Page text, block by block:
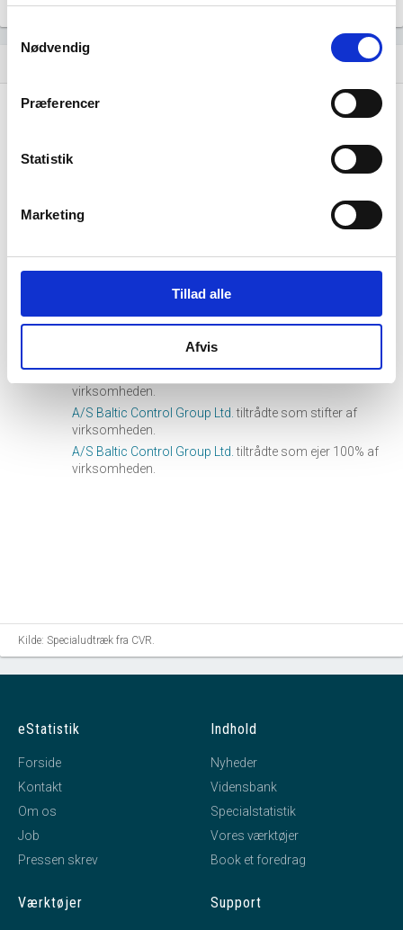
Samtykkevalg
Nødvendig
Præferencer
Statistik
Marketing
Tillad alle
Afvis
Stian Martinsen tiltrådte som direktør for virksomheden.
hourglass_full 17. februar, 2023
BDO Holding VII, statsautoriseret revisionsaktieselskab
tiltrådte som revisor for virksomheden.
31. august, 2022
Karina Engström Nielsentiltrådte som direktør for
virksomheden.
A/S Baltic Control Group Ltd. tiltrådte som stifter af
virksomheden.
A/S Baltic Control Group Ltd. tiltrådte som ejer 100% af
virksomheden.
Kilde: Specialudtræk fra CVR.
eStatistik
Forside
Kontakt
Om os
Job
Pressen skrev
Indhold
Nyheder
Vidensbank
Specialstatistik
Vores værktøjer
Book et foredrag
Værktøjer Support